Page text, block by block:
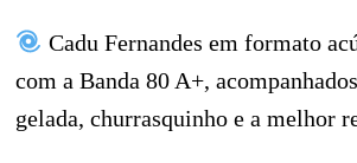
Cadu Fernandes em formato
com a Banda 80 A+,
gelada, churrasquinho e a melhor